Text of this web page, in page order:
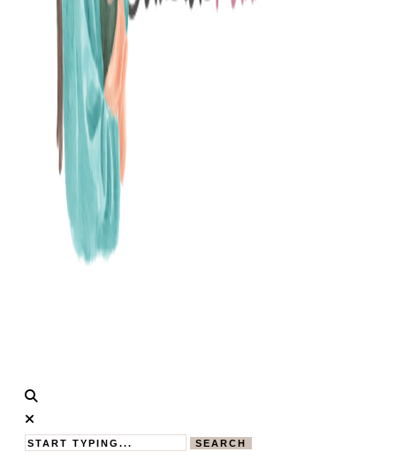
Calistas
Traum
MAMABLOG
SEARCH